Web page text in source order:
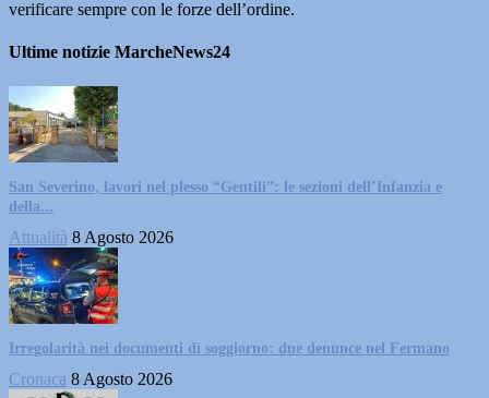
verificare sempre con le forze dell’ordine.
Ultime notizie MarcheNews24
San Severino, lavori nel plesso “Gentili”: le sezioni dell’Infanzia e
della...
Attualità 8 Agosto 2026
Irregolarità nei documenti di soggiorno: due denunce nel Fermano
Cronaca 8 Agosto 2026